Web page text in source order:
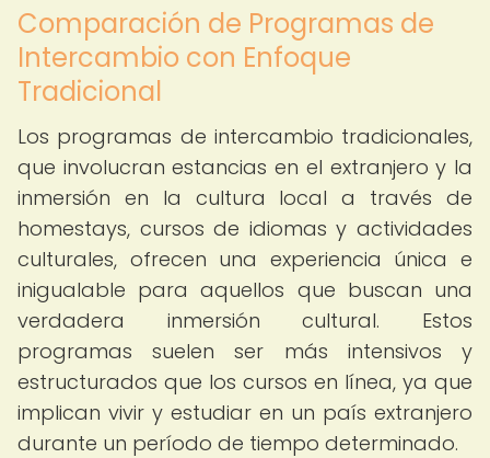
Comparación de Programas de
Intercambio con Enfoque
Tradicional
Los programas de intercambio tradicionales,
que involucran estancias en el extranjero y la
inmersión en la cultura local a través de
homestays, cursos de idiomas y actividades
culturales, ofrecen una experiencia única e
inigualable para aquellos que buscan una
verdadera inmersión cultural. Estos
programas suelen ser más intensivos y
estructurados que los cursos en línea, ya que
implican vivir y estudiar en un país extranjero
durante un período de tiempo determinado.